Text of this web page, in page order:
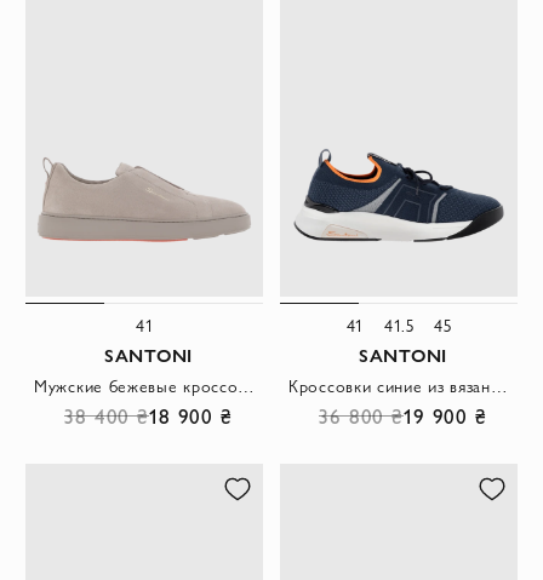
41
SANTONI
Мужские бежевые кроссовки-слипоны из нубука
38 400 ₴18 900 ₴
41 41.5 45
SANTONI
Кроссовки синие из вязаного текстиля с оранжевой отделкой
36 800 ₴19 900 ₴